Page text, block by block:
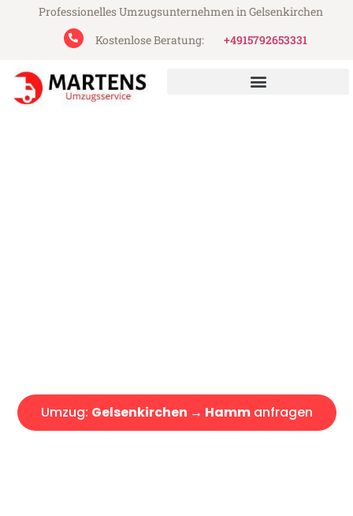
Professionelles Umzugsunternehmen in Gelsenkirchen
Kostenlose Beratung:
+4915792653331
Umzug: Gelsenkirchen → Hammanfragen